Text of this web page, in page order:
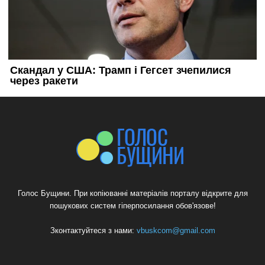
Голос Бущини. При копіюванні матеріалів порталу відкрите для
пошукових систем гіперпосилання обов'язове!
Зконтактуйтеся з нами: vbuskcom@gmail.com